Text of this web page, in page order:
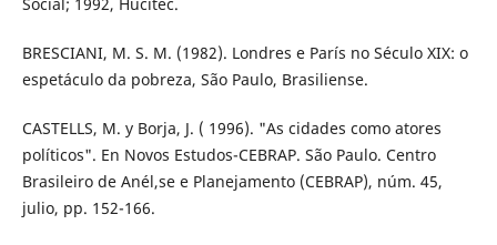
Social; 1992, Hucitec.
BRESCIANI, M. S. M. (1982). Londres e París no Século XIX: o
espetáculo da pobreza, São Paulo, Brasiliense.
CASTELLS, M. y Borja, J. ( 1996). "As cidades como atores
políticos". En Novos Estudos-CEBRAP. São Paulo. Centro
Brasileiro de Anél,se e Planejamento (CEBRAP), núm. 45,
julio, pp. 152-166.